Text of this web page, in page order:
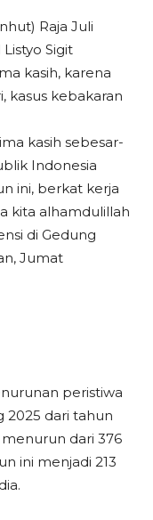
Raja Juli
Sigit
kasih, karena
kasus kebakaran
kasih sebesar-
Indonesia
ini, berkat kerja
kita alhamdulillah
di Gedung
Jumat
peristiwa
2025 dari tahun
dari 376
ini menjadi 213